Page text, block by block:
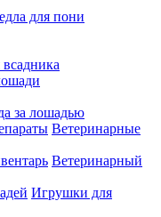
для пони
за лошадью
Ветеринарные
Ветеринарный
Игрушки для